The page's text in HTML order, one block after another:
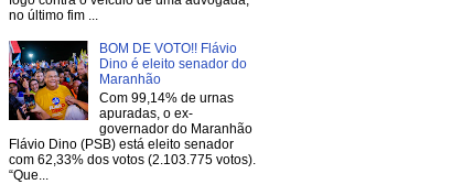
no último fim ...
BOM DE VOTO!! Flávio
Dino é eleito senador do
Maranhão
Com 99,14% de urnas
apuradas, o ex-
governador do Maranhão
Flávio Dino (PSB) está eleito senador
com 62,33% dos votos (2.103.775 votos).
“Que...